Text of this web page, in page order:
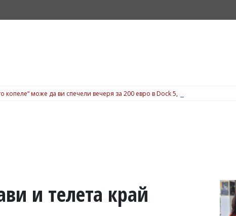
копеле“ може да ви спечели вечеря за 200 евро в Dock 5, вижте подробности
и телета край